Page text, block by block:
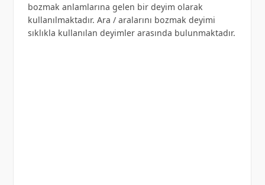
bozmak anlamlarına gelen bir deyim olarak
kullanılmaktadır. Ara / aralarını bozmak deyimi
sıklıkla kullanılan deyimler arasında bulunmaktadır.